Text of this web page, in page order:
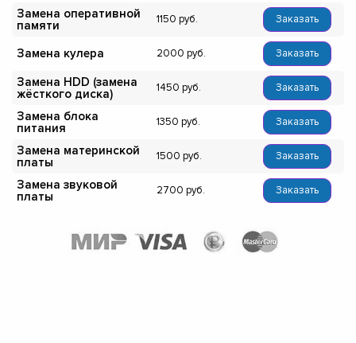
Замена оперативной
памяти
1150 Заказать
Замена кулера 2000 Заказать
Замена HDD (замена
жёсткого диска)
1450 Заказать
Замена блока
питания
1350 Заказать
Замена материнской
платы
1500 Заказать
Замена звуковой
платы
2700 Заказать